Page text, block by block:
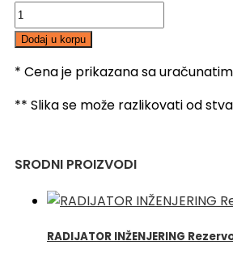
FERROLI
Gorionik
na
pelet
P12
količina
Dodaj u korpu
* Cena je prikazana sa
** Slika se može razlikovati od
SRODNI PROIZVODI
RADIJATOR INŽENJERING